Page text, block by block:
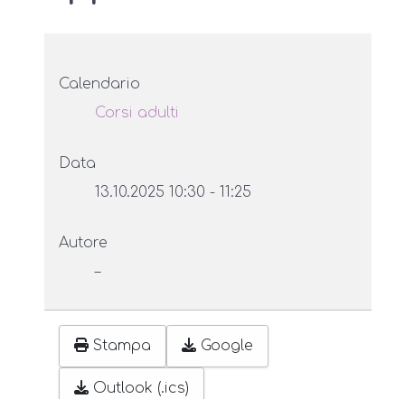
Calendario
Corsi adulti
Data
13.10.2025 10:30 - 11:25
Autore
–
Stampa Google
Outlook (.ics)